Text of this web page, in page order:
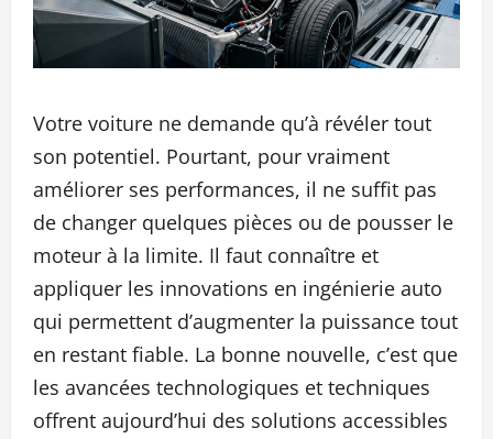
Votre voiture ne demande qu’à révéler tout
son potentiel. Pourtant, pour vraiment
améliorer ses performances, il ne suffit pas
de changer quelques pièces ou de pousser le
moteur à la limite. Il faut connaître et
appliquer les innovations en ingénierie auto
qui permettent d’augmenter la puissance tout
en restant fiable. La bonne nouvelle, c’est que
les avancées technologiques et techniques
offrent aujourd’hui des solutions accessibles